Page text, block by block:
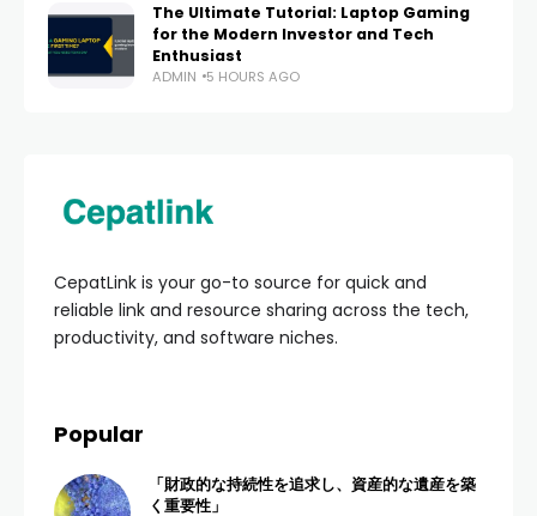
The Ultimate Tutorial: Laptop Gaming
for the Modern Investor and Tech
Enthusiast
ADMIN 5 HOURS AGO
CepatLink is your go-to source for quick and
reliable link and resource sharing across the tech,
productivity, and software niches.
Popular
「財政的な持続性を追求し、資産的な遺産を築
く重要性」